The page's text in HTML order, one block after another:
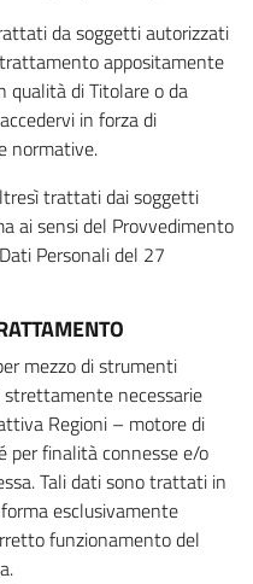
da soggetti autorizzati
appositamente
qualità di Titolare o da
in forza di
normative.
trattati dai soggetti
ai sensi del Provvedimento
Personali del 27
mezzo di strumenti
necessarie
Regioni – motore di
per finalità connesse e/o
Tali dati sono trattati in
esclusivamente
funzionamento del